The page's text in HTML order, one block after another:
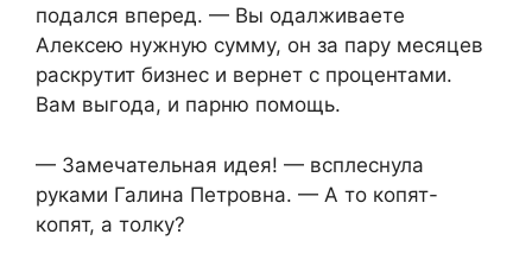
подался вперед. — Вы одалживаете
Алексею нужную сумму, он за пару месяцев
раскрутит бизнес и вернет с процентами.
Вам выгода, и парню помощь.
— Замечательная идея! — всплеснула
руками Галина Петровна. — А то копят-
копят, а толку?